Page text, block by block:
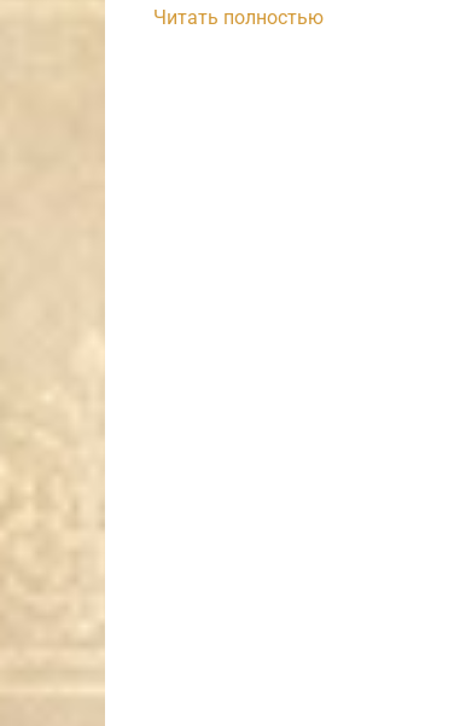
Читать полностью